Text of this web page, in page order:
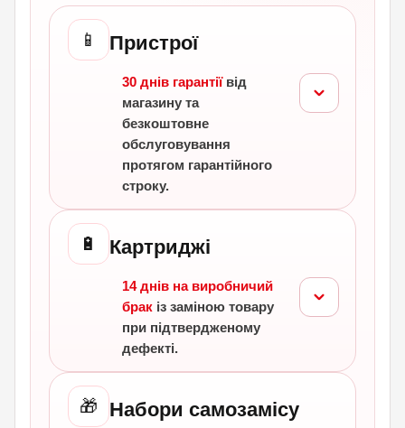
📱 Пристрої
30 днів гарантіївід
магазину та
безкоштовне
обслуговування
протягом гарантійного
строку.
🔋 Картриджі
14 днів на виробничий
брак із заміною товару
при підтвердженому
дефекті.
🎁 Набори самозамісу